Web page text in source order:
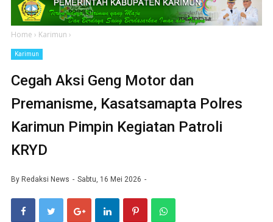
Home › Karimun ›
Karimun
Cegah Aksi Geng Motor dan
Premanisme, Kasatsamapta Polres
Karimun Pimpin Kegiatan Patroli
KRYD
By Redaksi News Sabtu, 16 Mei 2026